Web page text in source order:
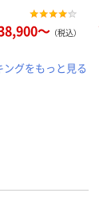
～ （税込）
ングをもっと見る